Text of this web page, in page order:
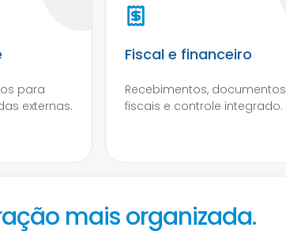
para
externas.
Fiscal e financeiro
Recebimentos, documentos
fiscais e controle integrado.
mais organizada.